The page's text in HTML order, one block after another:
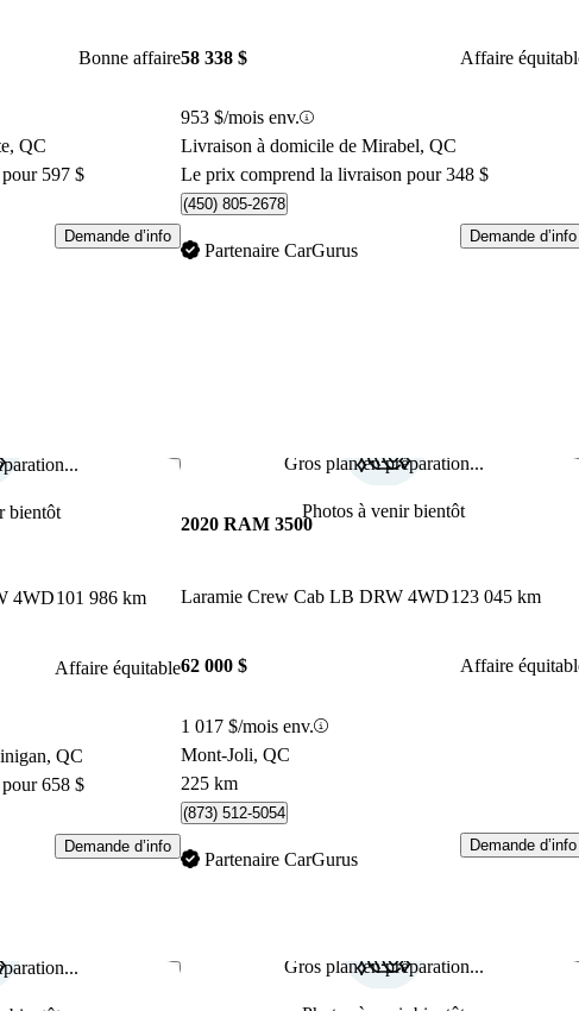
Bonne affaire
QC
597 $
Demande d’info
58 338 $ Affaire
953 $/mois env.
Livraison à domicile de Mirabel, QC
Le prix comprend la livraison pour 348 $
(450) 805-2678
Partenaire CarGurus
Demande d’info
bientôt
Enregistrer cette annonce
4WD101 986 km
Affaire équitable
QC
658 $
Demande d’info
Gros plan en préparation...
Photos à venir bientôt
2020 RAM 3500
Laramie Crew Cab LB DRW 4WD123 045 km
62 000 $ Affaire
1 017 $/mois env.
Mont-Joli, QC
225 km
(873) 512-5054
Partenaire CarGurus
Demande d’info
Enregistrer cette annonceGros plan en préparation...